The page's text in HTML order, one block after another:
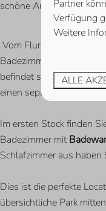
schöne Aussicht über
Vom Flur aus erreichen
Badezimmer mit
befindet sich eine
einen separaten
Im ersten Stock finden
Badezimmer mit
Schlafzimmer aus haben
Dies ist die perfekte
übersichtliche Park
Partner
Verfügung
Weitere
ALLE